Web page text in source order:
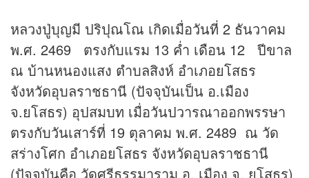
หลวงปู่บุญมี ปริปุณโณ เกิดเมื่อวันที่ 2 ธันวาคม
พ.ศ. 2469 ตรงกับแรม 13 ค่ำ เดือน 12 ปีขาล
ณ บ้านหนองแสง ตำบลสิงห์ อำเภอยโสธร
จังหวัดอุบลราชธานี (ปัจจุบันเป็น อ.เมือง
จ.ยโสธร) อุปสมบท เมื่อวันปวารณาออกพรรษา
ตรงกับวันเสาร์ที่ 19 ตุลาคม พ.ศ. 2489 ณ วัด
สร่างโศก อำเภอยโสธร จังหวัดอุบลราชธานี
(ปัจจุบันคือ วัดศรีธรรมาราม อ. เมือง จ. ยโสธร)